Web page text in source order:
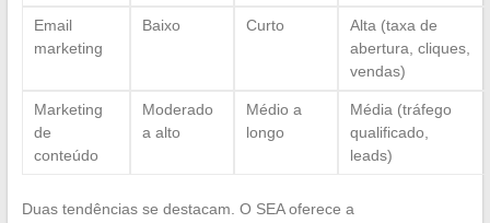
Email
marketing
Baixo Curto
Alta (taxa de
abertura, cliques,
vendas)
Marketing
de
conteúdo
Moderado
a alto
Médio a
longo
Média (tráfego
qualificado,
leads)
Duas tendências se destacam. O SEA oferece a